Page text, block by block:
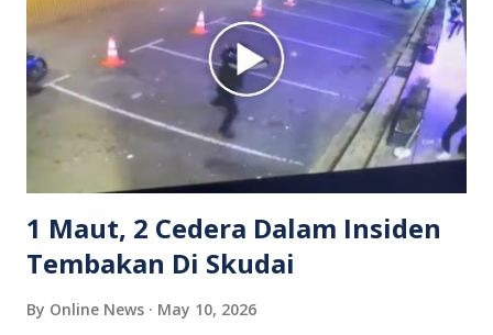
reaksi orang ramai. Antara komen orang awam yang tular di
media sosial mengenai insiden tersebut ialah ramai yang
meluahkan rasa marah terhadap tindakan lelaki berkenaan
serta memuji pemandu Grab kerana campur tangan.
Sebahagian netizen turut meminta pihak berkuasa
mengambil tindakan tegas, manakala ada yang bersimpati
terhadap wanita dipercayai menjadi mangs...
1 Maut, 2 Cedera Dalam Insiden
Tembakan Di Skudai
By Online News May 10, 2026